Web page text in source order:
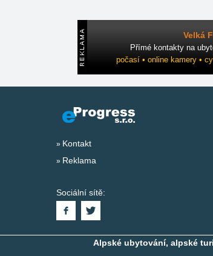
Velká
Přímé kontakty na
počasí • online kamery •
Kontakt
Reklama
Sociální sítě:
Alpské ubytování, alpské